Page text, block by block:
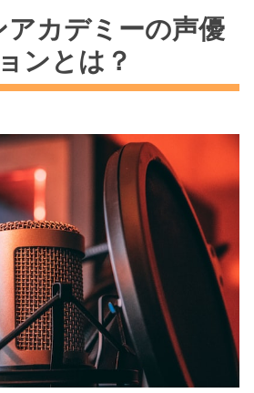
アカデミーの声優
ンとは？